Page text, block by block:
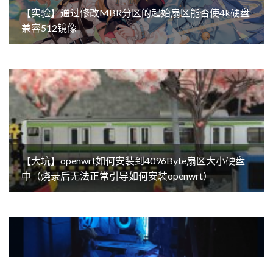
【实验】通过修改MBR分区的起始扇区能否使4k硬盘
兼容512镜像
【大坑】openwrt如何安装到4096Byte扇区大小硬盘
中（烧录后无法正常引导如何安装openwrt）